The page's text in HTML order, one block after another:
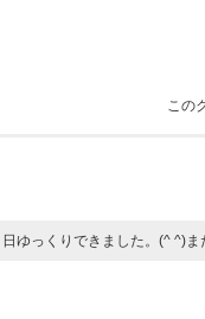
この
ゆっくりできました。(^ ^)ま